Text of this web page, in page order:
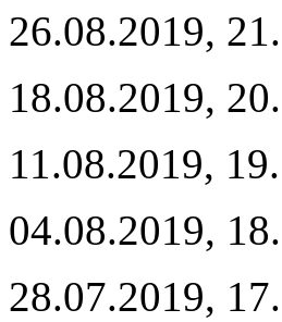
26.08.2019,
18.08.2019,
11.08.2019,
04.08.2019,
28.07.2019,